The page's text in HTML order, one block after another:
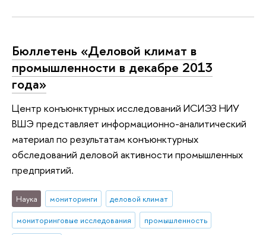
Бюллетень «Деловой климат в
промышленности в декабре 2013
года»
Центр конъюнктурных исследований ИСИЭЗ НИУ
ВШЭ представляет информационно-аналитический
материал по результатам конъюнктурных
обследований деловой активности промышленных
предприятий.
Наука мониторинги
деловой климат
мониторинговые исследования
промышленность